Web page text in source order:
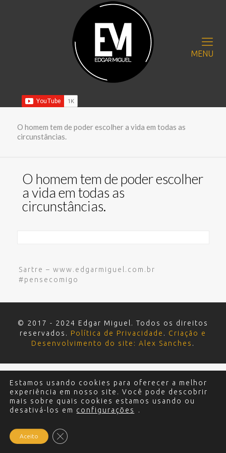
MENU
O homem tem de poder escolher a vida em todas as
circunstâncias.
O homem tem de poder escolher
a vida em todas as
circunstâncias.
Sartre – www.edgarmiguel.com.br
#pensecomigo
© 2017 - 2024 Edgar Miguel. Todos os direitos
reservados. Política de Privacidade . Criação e
Desenvolvimento do site: Alex Sanches .
Estamos usando cookies para oferecer a melhor
experiência em nosso site. Você pode descobrir
mais sobre quais cookies estamos usando ou
desativá-los em configurações .
Aceito Close GDPR Cookie Banner